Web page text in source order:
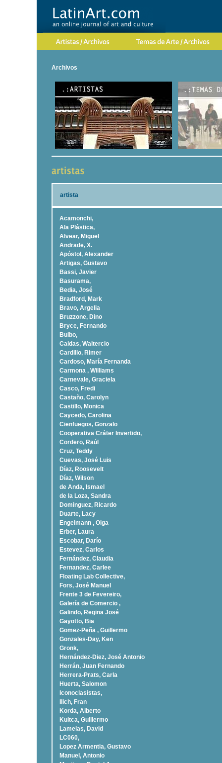
Archivos
artista
Acamonchi,
Ala Plástica,
Alvear, Miguel
Andrade, X.
Apóstol, Alexander
Artigas, Gustavo
Bassi, Javier
Basurama,
Bedia, José
Bradford, Mark
Bravo, Argelia
Bruzzone, Dino
Bryce, Fernando
Bulbo,
Caldas, Waltercio
Cardillo, Rimer
Cardoso, Marí­a Fernanda
Carmona , Williams
Carnevale, Graciela
Casco, Fredi
Castaño, Carolyn
Castillo, Monica
Caycedo, Carolina
Cienfuegos, Gonzalo
Cooperativa Cráter Invertido,
Cordero, Raúl
Cruz, Teddy
Cuevas, José Luis
Díaz, Roosevelt
Dí­az, Wilson
de Anda, Ismael
de la Loza, Sandra
Dominguez, Ricardo
Duarte, Lacy
Engelmann , Olga
Erber, Laura
Escobar, Darío
Estevez, Carlos
Fernández, Claudia
Fernandez, Carlee
Floating Lab Collective,
Fors, José Manuel
Frente 3 de Fevereiro,
Galería de Comercio ,
Galindo, Regina José
Gayotto, Bia
Gomez-Peña , Guillermo
Gonzales-Day, Ken
Gronk,
Hernández-Diez, José Antonio
Herrán, Juan Fernando
Herrera-Prats, Carla
Huerta, Salomon
Iconoclasistas,
Ilich, Fran
Korda, Alberto
Kuitca, Guillermo
Lamelas, David
LC060,
Lopez Armentia, Gustavo
Manuel, Antonio